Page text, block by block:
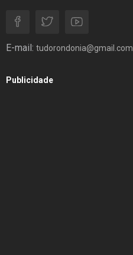
E-mail: tudorondonia@gmail.com
Publicidade